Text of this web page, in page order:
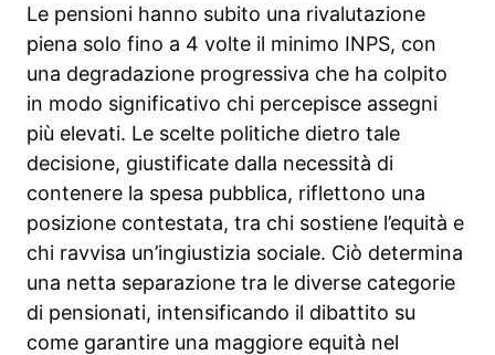
Le pensioni hanno subito una rivalutazione
piena solo fino a 4 volte il minimo INPS, con
una degradazione progressiva che ha colpito
in modo significativo chi percepisce assegni
più elevati. Le scelte politiche dietro tale
decisione, giustificate dalla necessità di
contenere la spesa pubblica, riflettono una
posizione contestata, tra chi sostiene l’equità e
chi ravvisa un’ingiustizia sociale. Ciò determina
una netta separazione tra le diverse categorie
di pensionati, intensificando il dibattito su
come garantire una maggiore equità nel